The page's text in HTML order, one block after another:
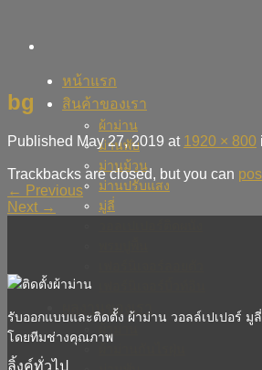
content
หน้าแรก
สินค้าของเรา
ผ้าม่าน
ม่านพับ
ม่านม้วน
ม่านปรับแสง
มู่ลี่
ผลงานของเรา
bg
Published May 27, 2019 at 1920 × 800
Trackbacks are closed, but you can
← Previous
Next →
รับออกแบบและติดตั้ง ผ้าม่าน วอลล์เปเปอร์ มู
โดยทีมช่างคุณภาพ
ลิ้งค์ทั่วไป